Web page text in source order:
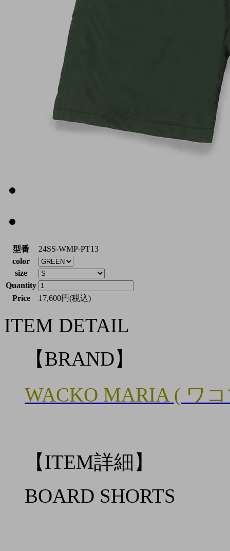
型番
24SS-WMP-PT13
color
size
Quantity
Price
17,600円(税込)
ITEM DETAIL
【BRAND】
WACKO MARIA ( ワ
【ITEM詳細】
BOARD SHORTS